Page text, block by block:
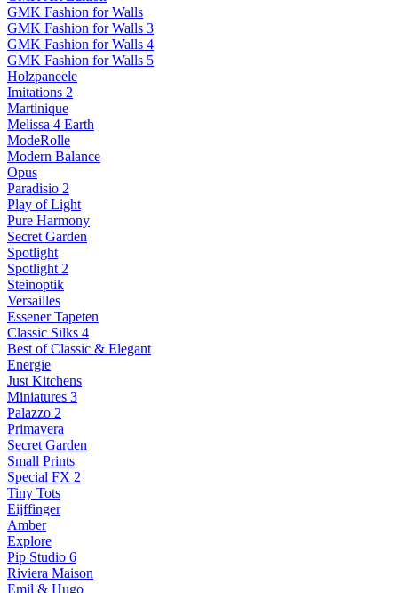
GMK Fashion for Walls
GMK Fashion for Walls 3
GMK Fashion for Walls 4
GMK Fashion for Walls 5
Holzpaneele
Imitations 2
Martinique
Melissa 4 Earth
ModeRolle
Modern Balance
Opus
Paradisio 2
Play of Light
Pure Harmony
Secret Garden
Spotlight
Spotlight 2
Steinoptik
Versailles
Essener Tapeten
Classic Silks 4
Best of Classic & Elegant
Energie
Just Kitchens
Miniatures 3
Palazzo 2
Primavera
Secret Garden
Small Prints
Special FX 2
Tiny Tots
Eijffinger
Amber
Explore
Pip Studio 6
Riviera Maison
Emil & Hugo